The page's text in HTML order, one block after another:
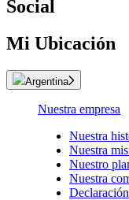
Social
Mi Ubicación
Argentina
Nuestra empresa
Nuestra
Nuestra
Nuestro
Nuestra